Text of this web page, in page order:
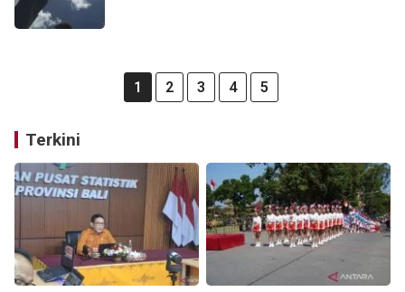
1 2 3 4 5
Terkini